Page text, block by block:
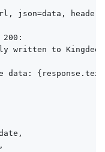
json=data,
200:
written to
data: